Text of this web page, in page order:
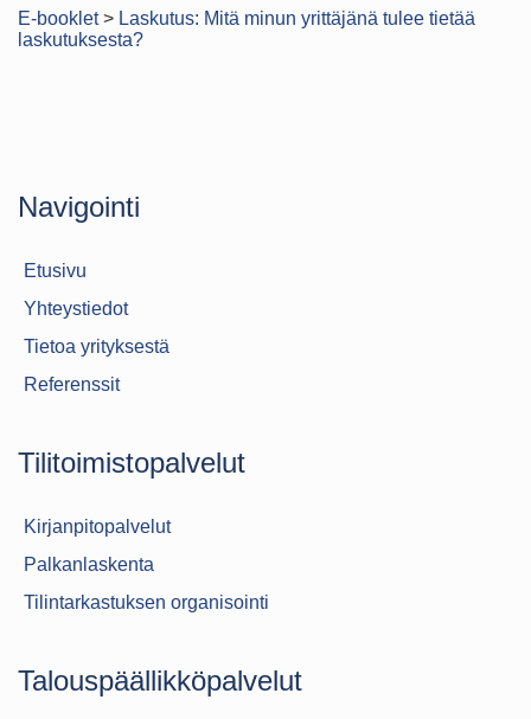
E-booklet> Laskutus: Mitä minun yrittäjänä tulee tietää
laskutuksesta?
Navigointi
Etusivu
Yhteystiedot
Tietoa yrityksestä
Referenssit
Tilitoimistopalvelut
Kirjanpitopalvelut
Palkanlaskenta
Tilintarkastuksen organisointi
Talouspäällikköpalvelut